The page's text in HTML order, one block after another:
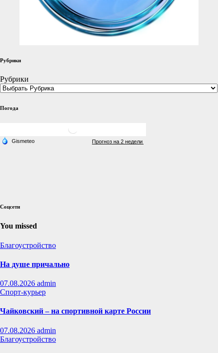
Рубрики
Рубрики
Погода
Соцсети
You missed
Благоустройство
На душе причально
07.08.2026 admin
Спорт-курьер
Чайковский – на спортивной карте России
07.08.2026 admin
Благоустройство